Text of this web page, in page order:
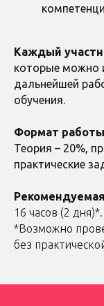
Каждый
которые можно
дальнейшей
обучения.
Формат
Теория – 20%,
практические
16 часов (2 дня)*.
*Возможно
без